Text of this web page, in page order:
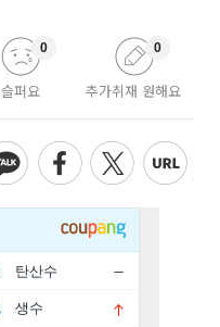
슬퍼요
0
추가취재 원해요
0